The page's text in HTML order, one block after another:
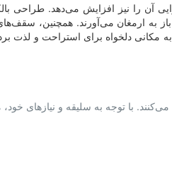
آن را نیز افزایش می‌دهد. طراحی
به ارمغان می‌آورند. همچنین،
مکانی دلخواه برای استراحت و لذت
با توجه به سلیقه و نیازهای خود،